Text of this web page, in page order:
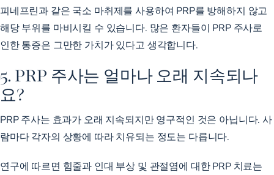
피네프린과 같은 국소 마취제를 사용하여 PRP를 방해하지 않고
해당 부위를 마비시킬 수 있습니다. 많은 환자들이 PRP 주사로
인한 통증은 그만한 가치가 있다고 생각합니다.
5. PRP 주사는 얼마나 오래 지속되나
요?
PRP 주사는 효과가 오래 지속되지만 영구적인 것은 아닙니다. 사
람마다 각자의 상황에 따라 치유되는 정도는 다릅니다.
연구에 따르면 힘줄과 인대 부상 및 관절염에 대한 PRP 치료는